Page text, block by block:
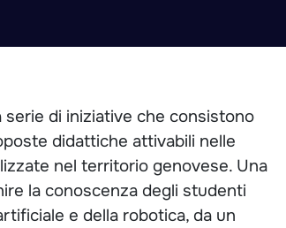
serie di iniziative che consistono
didattiche attivabili nelle
nel territorio genovese. Una
la conoscenza degli studenti
e della robotica, da un